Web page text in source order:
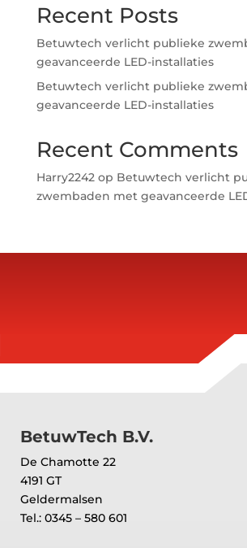
Recent Posts
Betuwtech verlicht publieke
geavanceerde LED-installaties
Betuwtech verlicht publieke
geavanceerde LED-installaties
Recent Comments
Harry2242op Betuwtech verlicht
zwembaden met geavanceerde
BetuwTech B.V.
De Chamotte 22
4191 GT
Geldermalsen
Tel.: 0345 – 580 601